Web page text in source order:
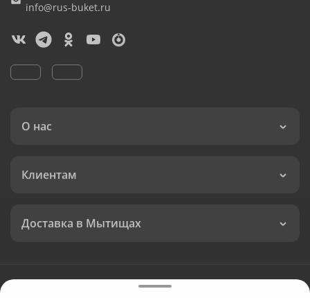
info@rus-buket.ru
О нас
Клиентам
Доставка в Мытищах
Валюта: